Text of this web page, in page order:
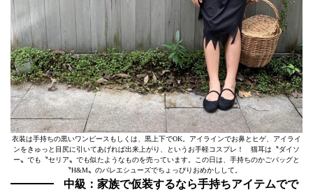
衣装は手持ちの黒いワンピースもしくは、黒上下でOK。アイラインでお鼻とヒゲ、アイライ
ンをきゅっと目尻に引いてあげれば出来上がり、というお手軽コスプレ！ 猫耳は〝ダイソ
ー〟でも〝セリア〟でも似たようなものを売っています。この日は、手持ちのかごバッグと
〝H&M〟のバレエシューズでちょっぴりおめかしして。
中級：家族で仮装するなら手持ちアイテムでで